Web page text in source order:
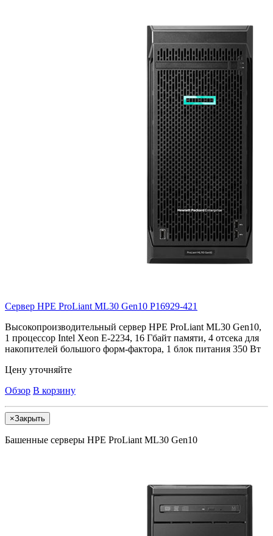
Сервер HPE ProLiant ML30 Gen10 P16929-421
Высокопроизводительный сервер HPE ProLiant ML30 Gen10,
1 процессор Intel Xeon E-2234, 16 Гбайт памяти, 4 отсека для
накопителей большого форм-фактора, 1 блок питания 350 Вт
Цену уточняйте
Обзор В корзину
×Закрыть
Башенные серверы HPE ProLiant ML30 Gen10